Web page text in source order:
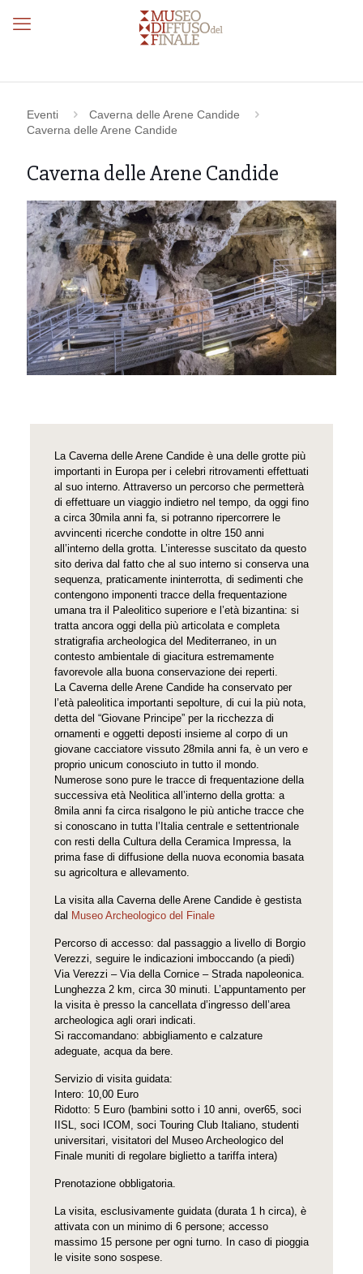
Eventi
Caverna delle Arene Candide
Caverna delle Arene Candide
Caverna delle Arene Candide
La Caverna delle Arene Candide è una delle grotte più
importanti in Europa per i celebri ritrovamenti effettuati
al suo interno. Attraverso un percorso che permetterà
di effettuare un viaggio indietro nel tempo, da oggi fino
a circa 30mila anni fa, si potranno ripercorrere le
avvincenti ricerche condotte in oltre 150 anni
all’interno della grotta. L’interesse suscitato da questo
sito deriva dal fatto che al suo interno si conserva una
sequenza, praticamente ininterrotta, di sedimenti che
contengono imponenti tracce della frequentazione
umana tra il Paleolitico superiore e l’età bizantina: si
tratta ancora oggi della più articolata e completa
stratigrafia archeologica del Mediterraneo, in un
contesto ambientale di giacitura estremamente
favorevole alla buona conservazione dei reperti.
La Caverna delle Arene Candide ha conservato per
l’età paleolitica importanti sepolture, di cui la più nota,
detta del “Giovane Principe” per la ricchezza di
ornamenti e oggetti deposti insieme al corpo di un
giovane cacciatore vissuto 28mila anni fa, è un vero e
proprio unicum conosciuto in tutto il mondo.
Numerose sono pure le tracce di frequentazione della
successiva età Neolitica all’interno della grotta: a
8mila anni fa circa risalgono le più antiche tracce che
si conoscano in tutta l’Italia centrale e settentrionale
con resti della Cultura della Ceramica Impressa, la
prima fase di diffusione della nuova economia basata
su agricoltura e allevamento.
La visita alla Caverna delle Arene Candide è gestista
dal Museo Archeologico del Finale
Percorso di accesso: dal passaggio a livello di Borgio
Verezzi, seguire le indicazioni imboccando (a piedi)
Via Verezzi – Via della Cornice – Strada napoleonica.
Lunghezza 2 km, circa 30 minuti. L’appuntamento per
la visita è presso la cancellata d’ingresso dell’area
archeologica agli orari indicati.
Si raccomandano: abbigliamento e calzature
adeguate, acqua da bere.
Servizio di visita guidata:
Intero: 10,00 Euro
Ridotto: 5 Euro (bambini sotto i 10 anni, over65, soci
IISL, soci ICOM, soci Touring Club Italiano, studenti
universitari, visitatori del Museo Archeologico del
Finale muniti di regolare biglietto a tariffa intera)
Prenotazione obbligatoria.
La visita, esclusivamente guidata (durata 1 h circa), è
attivata con un minimo di 6 persone; accesso
massimo 15 persone per ogni turno. In caso di pioggia
le visite sono sospese.